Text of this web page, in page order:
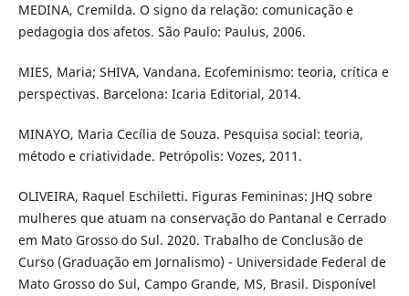
MEDINA, Cremilda. O signo da relação: comunicação e
pedagogia dos afetos. São Paulo: Paulus, 2006.
MIES, Maria; SHIVA, Vandana. Ecofeminismo: teoria, crítica e
perspectivas. Barcelona: Icaria Editorial, 2014.
MINAYO, Maria Cecília de Souza. Pesquisa social: teoria,
método e criatividade. Petrópolis: Vozes, 2011.
OLIVEIRA, Raquel Eschiletti. Figuras Femininas: JHQ sobre
mulheres que atuam na conservação do Pantanal e Cerrado
em Mato Grosso do Sul. 2020. Trabalho de Conclusão de
Curso (Graduação em Jornalismo) - Universidade Federal de
Mato Grosso do Sul, Campo Grande, MS, Brasil. Disponível